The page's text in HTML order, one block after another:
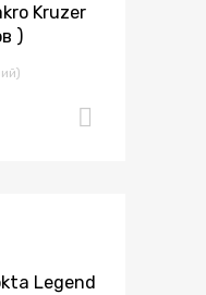
Kruzer
)
Legend